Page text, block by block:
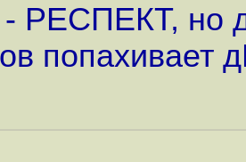
- РЕСПЕКТ, но